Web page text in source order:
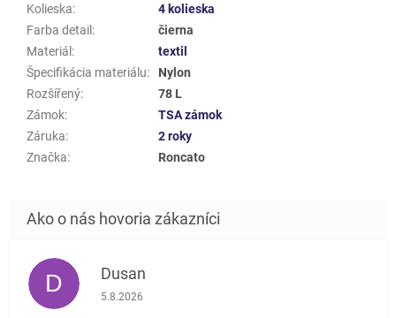
Kolieska:
4 kolieska
Farba detail :
čierna
Materiál :
textil
Špecifikácia materiálu:
Nylon
Rozšířený:
78 L
Zámok:
TSA zámok
Záruka:
2 roky
Značka: Roncato
D Dusan
Hodnotenie obchodu je 5 z 5 hviezdičiek.
5.8.2026